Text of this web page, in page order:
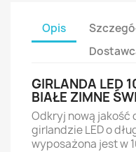
Opis
GIRLANDA LED
BIAŁE ZIMNE
Odkryj nową jakość
girlandzie LED o
wyposażona jest w